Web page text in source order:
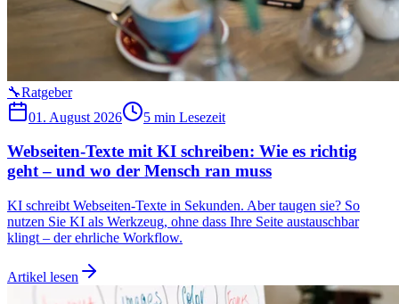
🔧Ratgeber
01. August 2026
5 min Lesezeit
Webseiten-Texte mit KI schreiben: Wie es richtig
geht – und wo der Mensch ran muss
KI schreibt Webseiten-Texte in Sekunden. Aber taugen sie? So
nutzen Sie KI als Werkzeug, ohne dass Ihre Seite austauschbar
klingt – der ehrliche Workflow.
Artikel lesen